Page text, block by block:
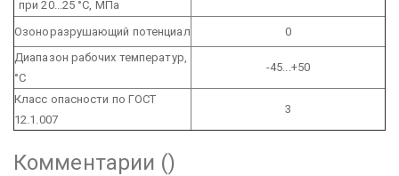
при 20...25 °С, МПа
Озоноразрушающий потенциал
0
Диапазон рабочих температур,
°С
-45...+50
Класс опасности по ГОСТ
12.1.007
3
Комментарии ()